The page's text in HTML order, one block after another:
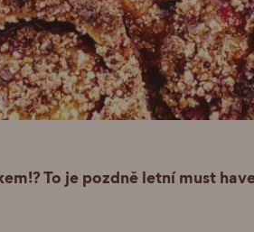
To je pozdně letní must